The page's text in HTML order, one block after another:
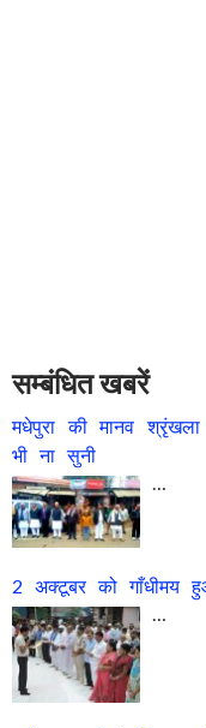
सम्बंधित खबरें
मधेपुरा की मानव
भी ना सुनी
2 अक्टूबर को गाँधीमय
…